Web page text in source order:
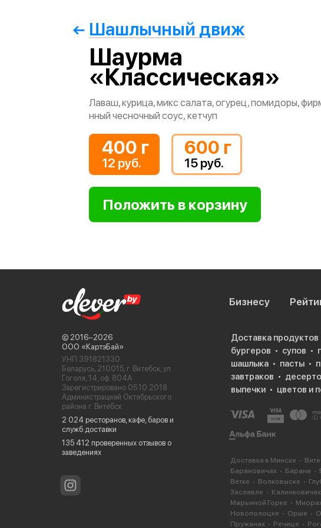
Шашлычный движ
Шаурма
«Классическая»
Лаваш, курица, микс салата, огурец, помидоры,
нный чесночный соус, кетчуп
400 г
12 руб.
600 г
15 руб.
© 2016−2026
ООО «КартэБай»
УНП 391821330
Беларусь, 210015, г. Витебск, ул.
Гоголя, 14, оф. 804А
Зарегистрировано 05.10.2018
Администрацией Октябрьского
района г. Витебск
2 024 ресторанов, кафе, баров и
служб доставки
135 412 проверенных отзывов о
заведениях
Бизнесу
Доставка продуктов
бургеров
супов
шашлыка
пасты
завтраков
выпечки
цветов и
Доставка в Минске
Барановичах
Барани
Ветке
Волковыске
Заславле
Калинковичах
Марьиной Горке
Новополоцке
Орше
Пружанах
Речице